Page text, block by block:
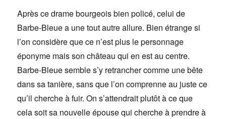
Après ce drame bourgeois bien policé, celui de
Barbe-Bleue a une tout autre allure. Bien étrange si
l’on considère que ce n’est plus le personnage
éponyme mais son château qui en est au centre.
Barbe-Bleue semble s’y retrancher comme une bête
dans sa tanière, sans que l’on comprenne au juste ce
qu’il cherche à fuir. On s’attendrait plutôt à ce que
cela soit sa nouvelle épouse qui cherche à prendre à